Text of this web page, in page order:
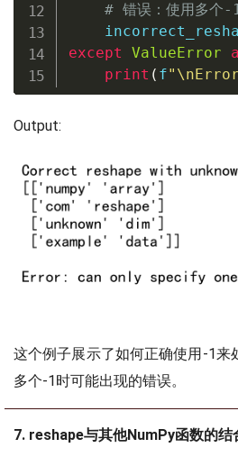
# 错误：使用多个-
except
ValueError
print ( f
Output:
这个例子展示了如何正确使用-1来
多个-1时可能出现的错误。
7. reshape与其他NumPy函数的结